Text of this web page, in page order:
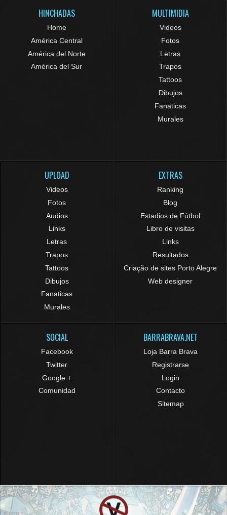
HINCHADAS
Home
América Central
América del Norte
América del Sur
MULTIMIDIA
Videos
Fotos
Letras
Trapos
Tattoos
Dibujos
Fanaticas
Murales
UPLOAD
Videos
Fotos
Audios
Links
Letras
Trapos
Tattoos
Dibujos
Fanaticas
Murales
EXTRAS
Ranking
Blog
Estadios de Fútbol
Libro de visitas
Links
Resultados
Criação de sites Porto Alegre
Web designer
SOCIAL
Facebook
Twitter
Google +
Comunidad
BARRABRAVA.NET
Loja Barra Brava
Registrarse
Login
Contacto
Sitemap